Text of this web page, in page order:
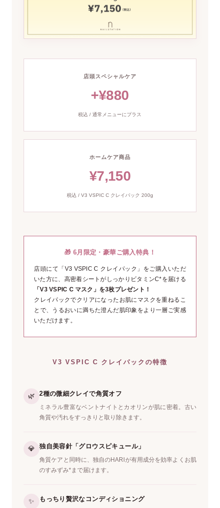
店頭スペシャルケア
+¥880
税込 / 通常メニューにプラス
ホームケア商品
¥7,150
税込 / V3 VSPIC C クレイパック 200g
🎁 6月限定・豪華ご購入特典！
店頭にて「V3 VSPIC C クレイパック」をご購入いただ
いた方に、高密着シートがしっかりビタミンC*を届ける
「V3 VSPIC C マスク」を3枚プレゼント！
クレイパックでクリアになったお肌にマスクを重ねるこ
とで、うるおいに満ちた澄んだ肌印象をより一層ご実感
いただけます。
V3 VSPIC C クレイパックの特徴
🌿 2種の微細クレイで角質オフ
ミネラル豊富なベントナイトとカオリンが肌に密着。古い
角質や汚れをすっきりと取り除きます。
💎 独自美容針「グロウスピキュール」
角質ケアと同時に、独自のHARIが有用成分を効率よくお肌
のすみずみ*まで届けます。
✨ もっちり贅沢なコンディショニング